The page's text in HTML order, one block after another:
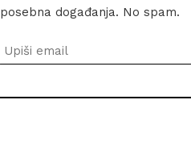
posebna događanja. No spam.